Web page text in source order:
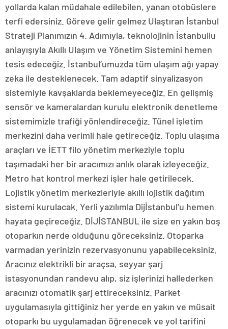
yollarda kalan müdahale edilebilen, yanan otobüslere
terfi edersiniz. Göreve gelir gelmez Ulaştıran İstanbul
Strateji Planımızın 4. Adımıyla, teknolojinin İstanbullu
anlayışıyla Akıllı Ulaşım ve Yönetim Sistemini hemen
tesis edeceğiz. İstanbul’umuzda tüm ulaşım ağı yapay
zeka ile desteklenecek. Tam adaptif sinyalizasyon
sistemiyle kavşaklarda beklemeyeceğiz. En gelişmiş
sensör ve kameralardan kurulu elektronik denetleme
sistemimizle trafiği yönlendireceğiz. Tünel işletim
merkezini daha verimli hale getireceğiz. Toplu ulaşıma
araçları ve İETT filo yönetim merkeziyle toplu
taşımadaki her bir aracımızı anlık olarak izleyeceğiz.
Metro hat kontrol merkezi işler hale getirilecek.
Lojistik yönetim merkezleriyle akıllı lojistik dağıtım
sistemi kurulacak. Yerli yazılımla Dijİstanbul’u hemen
hayata geçireceğiz. DİJİSTANBUL ile size en yakın boş
otoparkın nerde olduğunu göreceksiniz. Otoparka
varmadan yerinizin rezervasyonunu yapabileceksiniz.
Aracınız elektrikli bir araçsa, seyyar şarj
istasyonundan randevu alıp, siz işlerinizi hallederken
aracınızı otomatik şarj ettireceksiniz. Parket
uygulamasıyla gittiğiniz her yerde en yakın ve müsait
otoparkı bu uygulamadan öğrenecek ve yol tarifini